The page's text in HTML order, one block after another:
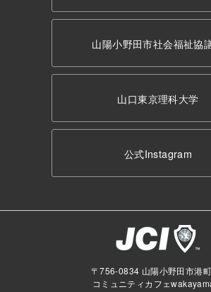
山陽小野田市社会福祉協
山口東京理科大学
公式Instagram
〒756-0834 山陽小野田市港
コミュニティカフェ